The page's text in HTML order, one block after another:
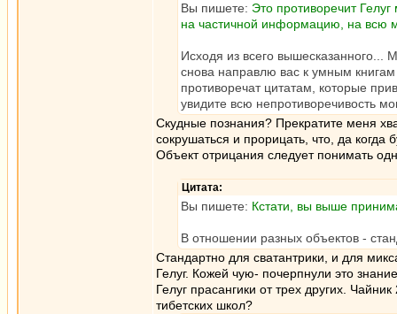
Вы пишете: Это противоречит
на частичной информацию, на всю
Исходя из всего вышесказанного...
снова направлю вас к умным
противоречат цитатам, которые
увидите всю непротиворечивость
Скудные познания? Прекратите меня
сокрушаться и прорицать, что, да когда
Объект отрицания следует понимать
Цитата:
Вы пишете: Кстати, вы выше
В отношении разных объектов -
Стандартно для сватантрики, и для
Гелуг. Кожей чую- почерпнули это
Гелуг прасангики от трех других.
тибетских школ?